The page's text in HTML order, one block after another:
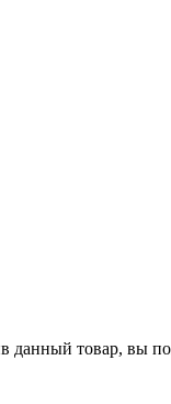
товар, вы